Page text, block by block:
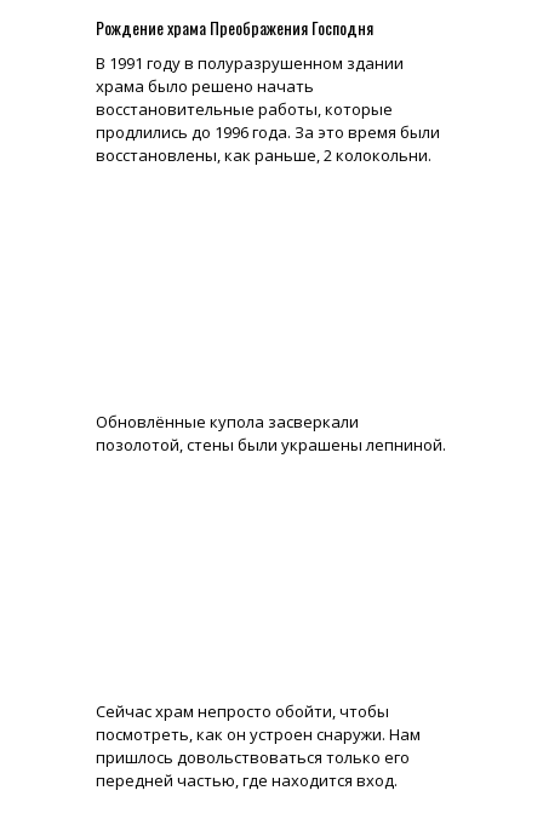
Рождение храма Преображения Господня
В 1991 году в полуразрушенном здании
храма было решено начать
восстановительные работы, которые
продлились до 1996 года. За это время были
восстановлены, как раньше, 2 колокольни.
Обновлённые купола засверкали
позолотой, стены были украшены лепниной.
Сейчас храм непросто обойти, чтобы
посмотреть, как он устроен снаружи. Нам
пришлось довольствоваться только его
передней частью, где находится вход.